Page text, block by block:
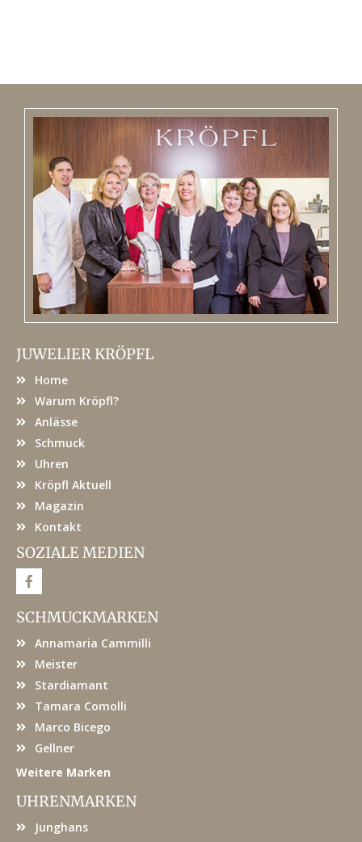
JUWELIER KRÖPFL
Home
Warum Kröpfl?
Anlässe
Schmuck
Uhren
Kröpfl Aktuell
Magazin
Kontakt
SOZIALE MEDIEN
F
a
e
b
o
SCHMUCKMARKEN
Annamaria Cammilli
Meister
Stardiamant
Tamara Comolli
Marco Bicego
Gellner
Weitere Marken
UHRENMARKEN
Junghans